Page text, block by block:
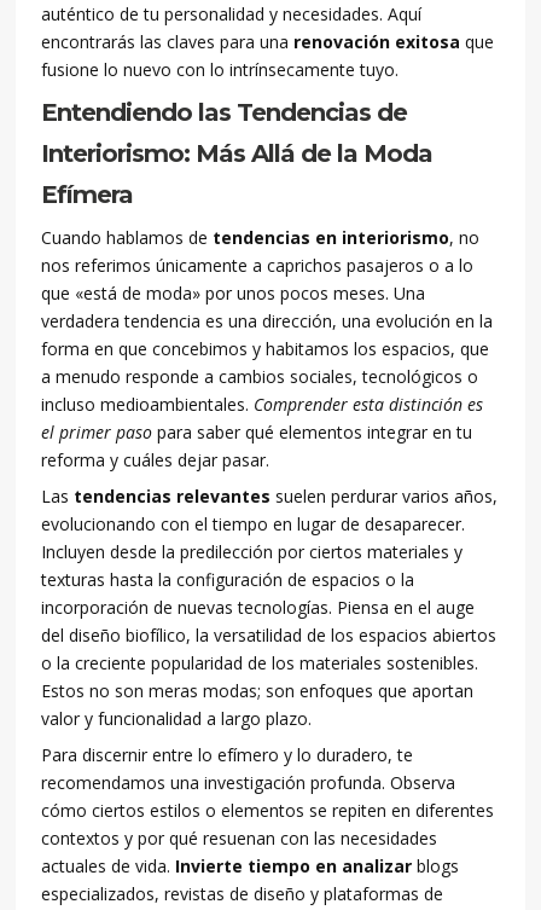
auténtico de tu personalidad y necesidades. Aquí
encontrarás las claves para una renovación exitosa que
fusione lo nuevo con lo intrínsecamente tuyo.
Entendiendo las Tendencias de
Interiorismo: Más Allá de la Moda
Efímera
Cuando hablamos de tendencias en interiorismo, no
nos referimos únicamente a caprichos pasajeros o a lo
que «está de moda» por unos pocos meses. Una
verdadera tendencia es una dirección, una evolución en la
forma en que concebimos y habitamos los espacios, que
a menudo responde a cambios sociales, tecnológicos o
incluso medioambientales. Comprender esta distinción es
el primer paso para saber qué elementos integrar en tu
reforma y cuáles dejar pasar.
Las tendencias relevantes suelen perdurar varios años,
evolucionando con el tiempo en lugar de desaparecer.
Incluyen desde la predilección por ciertos materiales y
texturas hasta la configuración de espacios o la
incorporación de nuevas tecnologías. Piensa en el auge
del diseño biofílico, la versatilidad de los espacios abiertos
o la creciente popularidad de los materiales sostenibles.
Estos no son meras modas; son enfoques que aportan
valor y funcionalidad a largo plazo.
Para discernir entre lo efímero y lo duradero, te
recomendamos una investigación profunda. Observa
cómo ciertos estilos o elementos se repiten en diferentes
contextos y por qué resuenan con las necesidades
actuales de vida. Invierte tiempo en analizar blogs
especializados, revistas de diseño y plataformas de